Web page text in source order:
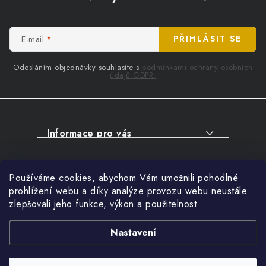
Používáme cookies, abychom Vám umožnili pohodlné
prohlížení webu a díky analýze provozu webu neustále
zlepšovali jeho funkce, výkon a použitelnost.
Nastavení
E-mail
Odesláním objednávky souhlasíte s podmínkami ochrany osobních
údajů GDPR.
PŘIHLÁSIT SE
Informace pro vás
SERVIS
FIRMY, ŠKOLY, PARTNEŘI
ARTHAS MAGAZÍN
Facebook
Přihlášení